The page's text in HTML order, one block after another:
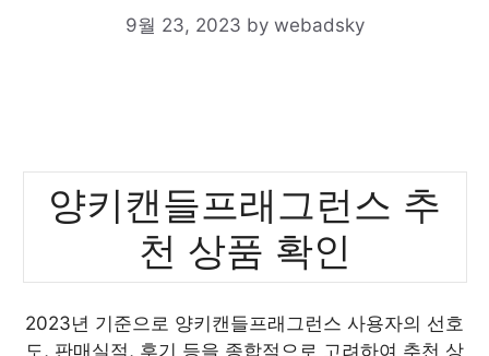
9월 23, 2023 by webadsky
양키캔들프래그런스 추
천 상품 확인
2023년 기준으로 양키캔들프래그런스 사용자의 선호
도, 판매실적, 후기 등을 종합적으로 고려하여 추천 상